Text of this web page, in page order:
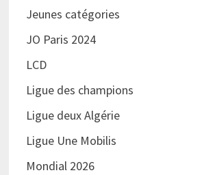
Jeunes catégories
JO Paris 2024
LCD
Ligue des champions
Ligue deux Algérie
Ligue Une Mobilis
Mondial 2026